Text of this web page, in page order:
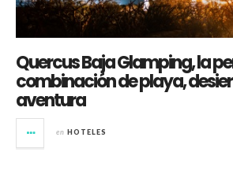
Quercus Baja Glamping, la
combinación de playa,
aventura
en HOTELES